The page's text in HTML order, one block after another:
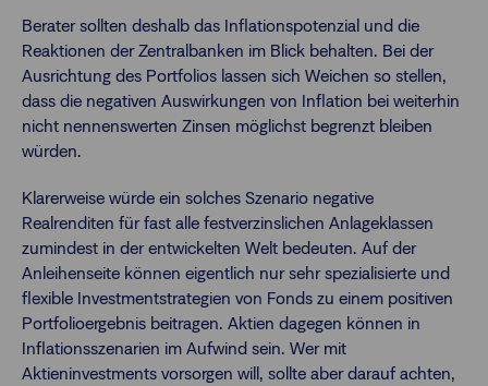
Berater sollten deshalb das Inflationspotenzial und die
Reaktionen der Zentralbanken im Blick behalten. Bei der
Ausrichtung des Portfolios lassen sich Weichen so stellen,
dass die negativen Auswirkungen von Inflation bei weiterhin
nicht nennenswerten Zinsen möglichst begrenzt bleiben
würden.
Klarerweise würde ein solches Szenario negative
Realrenditen für fast alle festverzinslichen Anlageklassen
zumindest in der entwickelten Welt bedeuten. Auf der
Anleihenseite können eigentlich nur sehr spezialisierte und
flexible Investmentstrategien von Fonds zu einem positiven
Portfolioergebnis beitragen. Aktien dagegen können in
Inflationsszenarien im Aufwind sein. Wer mit
Aktieninvestments vorsorgen will, sollte aber darauf achten,